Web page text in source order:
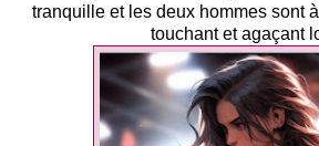
tranquille et les deux hommes sont
touchant et agaçant